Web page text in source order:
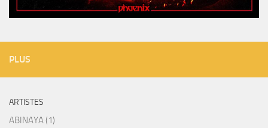
PLUS
ARTISTES
ABINAYA (1)